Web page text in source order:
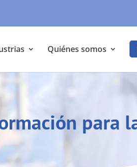
Quiénes somos
para